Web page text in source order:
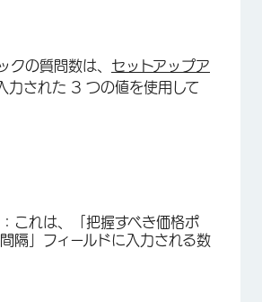
クの質問数は、 セットアップア
力された 3 つの値を使用して
これは、「把握すべき価格ポ
隔」フィールドに入力される数